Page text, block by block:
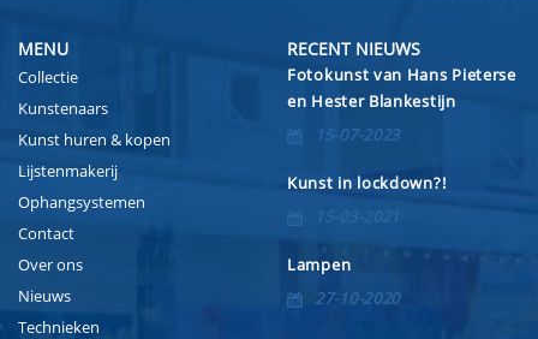
MENU
Collectie
Kunstenaars
Kunst huren & kopen
Lijstenmakerij
Ophangsystemen
Contact
Over ons
Nieuws
Technieken
RECENT NIEUWS
Fotokunst van Hans Pieterse
en Hester Blankestijn
15-07-2023
Kunst in lockdown?!
15-03-2021
Lampen
27-10-2020